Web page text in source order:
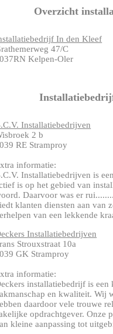
Overzicht
In den Kleef
47/C
Kelpen-Oler
Installatiebedrijven
2 b
RE Stramproy
informatie:
Installatiebedrijven is
is op het gebied van
Daarvoor was er
klanten diensten aan van
van een lekkende
Installatiebedrijven
Strouxstraat 10a
GK Stramproy
informatie:
installatiebedrijf is
en kwaliteit. Wij
daardoor vele trouwe
opdrachtgever. Onze
kleine aanpassing tot